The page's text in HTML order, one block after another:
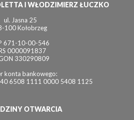
I WŁODZIMIERZ ŁUCZKO
ul. Jasna 25
100 Kołobrzeg
671-10-00-546
0000091837
330290809
konta bankowego:
6508 1111 0000 5408 1125
OTWARCIA